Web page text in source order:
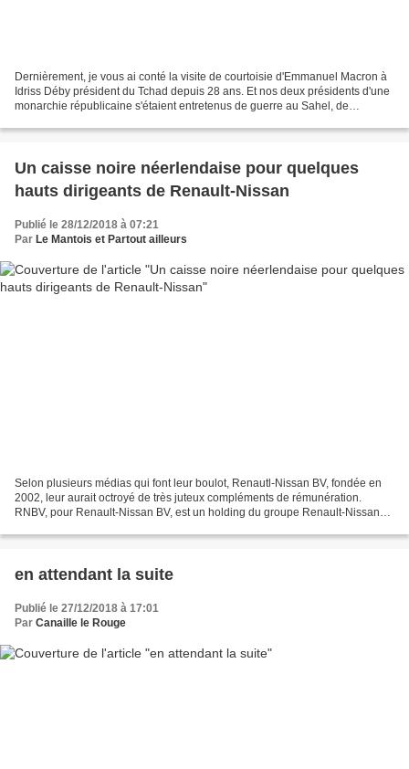
Dernièrement, je vous ai conté la visite de courtoisie d'Emmanuel Macron à
Idriss Déby président du Tchad depuis 28 ans. Et nos deux présidents d'une
monarchie républicaine s'étaient entretenus de guerre au Sahel, de
Un caisse noire néerlendaise pour quelques
hauts dirigeants de Renault-Nissan
Publié le 28/12/2018 à 07:21
Par Le Mantois et Partout ailleurs
Selon plusieurs médias qui font leur boulot, Renautl-Nissan BV, fondée en
2002, leur aurait octroyé de très juteux compléments de rémunération.
RNBV, pour Renault-Nissan BV, est un holding du groupe Renault-Nissan
en attendant la suite
Publié le 27/12/2018 à 17:01
Par Canaille le Rouge